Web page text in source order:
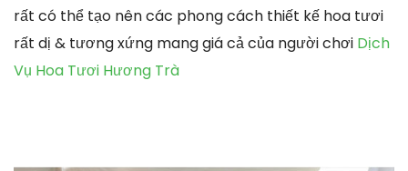
rất có thể tạo nên các phong cách thiết kế hoa tươi
rất dị & tương xứng mang giá cả của người chơi Dịch
Vụ Hoa Tươi Hương Trà